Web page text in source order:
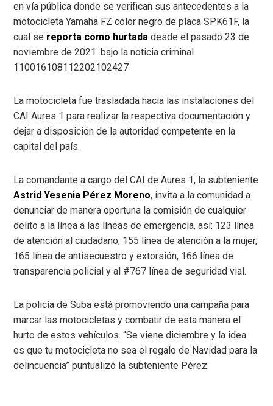
en vía pública donde se verifican sus antecedentes a la
motocicleta Yamaha FZ color negro de placa SPK61F, la
cual se reporta como hurtada desde el pasado 23 de
noviembre de 2021. bajo la noticia criminal
110016108112202102427
La motocicleta fue trasladada hacia las instalaciones del
CAI Aures 1 para realizar la respectiva documentación y
dejar a disposición de la autoridad competente en la
capital del país.
La comandante a cargo del CAI de Aures 1, la subteniente
Astrid Yesenia Pérez Moreno, invita a la comunidad a
denunciar de manera oportuna la comisión de cualquier
delito a la línea a las líneas de emergencia, así: 123 línea
de atención al ciudadano, 155 línea de atención a la mujer,
165 línea de antisecuestro y extorsión, 166 línea de
transparencia policial y al #767 línea de seguridad vial.
La policía de Suba está promoviendo una campaña para
marcar las motocicletas y combatir de esta manera el
hurto de estos vehículos. “Se viene diciembre y la idea
es que tu motocicleta no sea el regalo de Navidad para la
delincuencia” puntualizó la subteniente Pérez.